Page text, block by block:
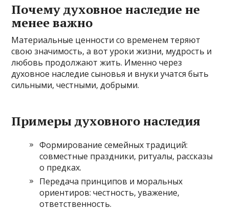
Почему духовное наследие не
менее важно
Материальные ценности со временем теряют
свою значимость, а вот уроки жизни, мудрость и
любовь продолжают жить. Именно через
духовное наследие сыновья и внуки учатся быть
сильными, честными, добрыми.
Примеры духовного наследия
Формирование семейных традиций:
совместные праздники, ритуалы, рассказы
о предках.
Передача принципов и моральных
ориентиров: честность, уважение,
ответственность.